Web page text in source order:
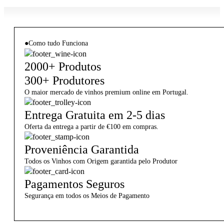
●Como tudo Funciona
2000+ Produtos
300+ Produtores
O maior mercado de vinhos premium online em Portugal.
Entrega Gratuita em 2-5 dias
Oferta da entrega a partir de €100 em compras.
Proveniência Garantida
Todos os Vinhos com Origem garantida pelo Produtor
Pagamentos Seguros
Segurança em todos os Meios de Pagamento